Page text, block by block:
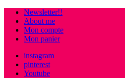
Newsletter!!
About me
Mon compte
Mon panier
instagram
pinterest
Youtube